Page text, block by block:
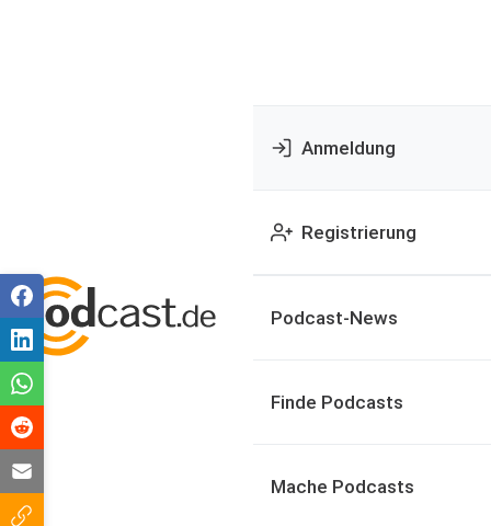
Anmeldung
Registrierung
Podcast-News
Finde Podcasts
Mache Podcasts